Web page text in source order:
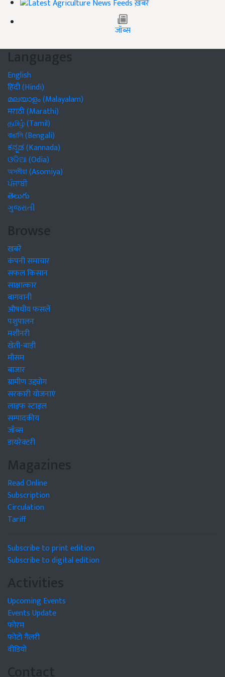
ख़बरें
जॉब्स
Languages
English
हिंदी (Hindi)
മലയാളം (Malayalam)
मराठी (Marathi)
தமிழ் (Tamil)
বাঙালি (Bengali)
ಕನ್ನಡ (Kannada)
ଓଡିଆ (Odia)
অসমীয়া (Asomiya)
ਪੰਜਾਬੀ
తెలుగు
ગુજરાતી
Browse
खबरें
कंपनी समाचार
सफल किसान
साक्षात्कार
बागवानी
औषधीय फसलें
पशुपालन
मशीनरी
खेती-बाड़ी
मौसम
बाजार
ग्रामीण उद्द्योग
सरकारी योजनाएं
लाइफ स्टाइल
सम्पादकीय
जॉब्स
डायरेक्टरी
Magazines
Read Online
Subscription
Circulation
Tariff
Subscribe to print edition
Subscribe to digital edition
Activities
Upcoming Events
Events Update
फोरम
फोटो गैलरी
वीडियो
Contact